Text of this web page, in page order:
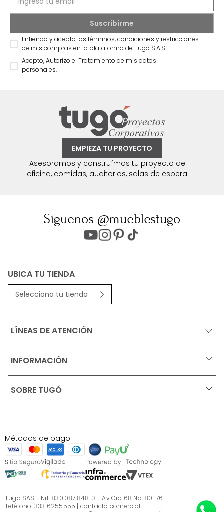
Entiendo y acepto los términos, condiciones y restricciones
de mis compras en la plataforma de Tugó S.A.S.
Acepto, Autorizo el Tratamiento de mis datos
personales.
EMPIEZA TU PROYECTO
Asesoramos y construímos tu proyecto de:
oficina, comidas, auditorios, salas de espera.
Síguenos @mueblestugo
UBICA TU TIENDA
Selecciona tu tienda
LÍNEAS DE ATENCIÓN
INFORMACIÓN +
Ofertas vigentes
Términos, condiciones y restricciones para productos
S.A.S
Términos, condiciones y restricciones Tugó S.A.S
Instructivo cuidado de muebles
Sé parte de Tugó
¿Quiénes somos?
Servicio al cliente
SOBRE TUGÓ +
¿Quieres vender en Tugó?
Métodos de pago
Tugo SAS - Nit. 830.087.848-3 - Av Cra 68 No. 80-76 -
Teléfono: 333 6255555 | contacto comercial: